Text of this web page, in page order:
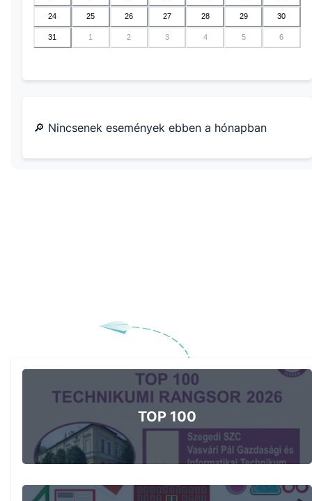
24 25 26 27 28 29 30
31 1 2 3 4 5 6
🔎 Nincsenek események ebben a hónapban
TOP 100